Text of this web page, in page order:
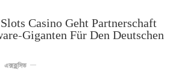
Casino Geht Partnerschaft
Giganten Für Den Deutschen
এক্সক্লুসিভ